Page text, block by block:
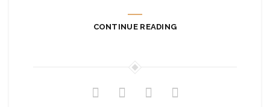
CONTINUE READING